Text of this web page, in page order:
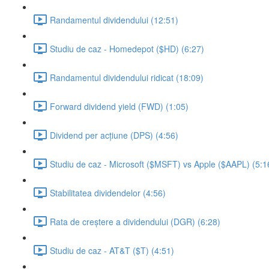
Randamentul dividendului (12:51)
Studiu de caz - Homedepot ($HD) (6:27)
Randamentul dividendului ridicat (18:09)
Forward dividend yield (FWD) (1:05)
Dividend per acțiune (DPS) (4:56)
Studiu de caz - Microsoft ($MSFT) vs Apple ($AAPL)
Stabilitatea dividendelor (4:56)
Rata de creștere a dividendului (DGR) (6:28)
Studiu de caz - AT&T ($T) (4:51)